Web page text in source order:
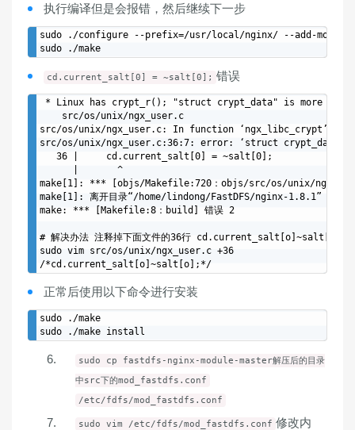
执行编译但是会报错，然后继续下一步
sudo ./configure --prefix=/usr/local/nginx/ --add-module=/
cd.current_salt[0] = ~salt[0]; 错误
* Linux has crypt_r(); "struct crypt_data" is more than
    src/os/unix/ngx_user.c
src/os/unix/ngx_user.c: In function ‘ngx_libc_crypt’:
src/os/unix/ngx_user.c:36:7: error: ‘struct crypt_data’
   36 |     cd.current_salt[0] = ~salt[0];
      |       ^
make[1]: *** [objs/Makefile:720：objs/src/os/unix/
make[1]: 离开目录“/home/lindong/FastDFS/nginx-1.8.1”
make: *** [Makefile:8：build] 错误 2
# 解决办法 注释掉下面文件的36行 cd.current_salt[o]~salt[o];
sudo vim src/os/unix/ngx_user.c +36
正常后使用以下命令进行安装
sudo ./make
sudo cp fastdfs-nginx-module-master解压后的目录
中src下的mod_fastdfs.conf
/etc/fdfs/mod_fastdfs.conf
sudo vim /etc/fdfs/mod_fastdfs.conf 修改内